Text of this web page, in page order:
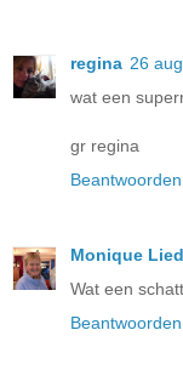
regina 26
wat een
gr regina
Beantwoorden
Monique
Wat een
Beantwoorden